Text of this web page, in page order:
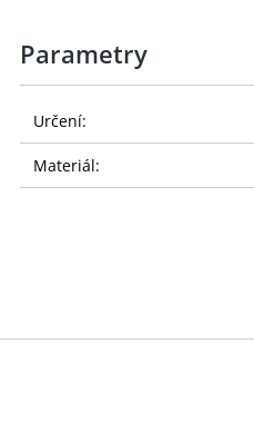
Parametry
Určení:
Materiál: